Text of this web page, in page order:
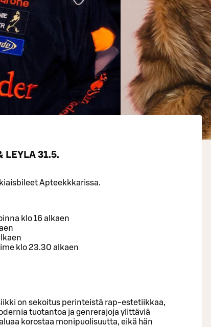
31.5.
Apteekkkarissa.
klo 16 alkaen
klo 23.30 alkaen
on sekoitus perinteistä rap-estetiikkaa,
tuotantoa ja genrerajoja ylittäviä
korostaa monipuolisuutta, eikä hän